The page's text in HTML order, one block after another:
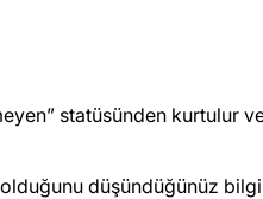
statüsünden kurtulur ve
düşündüğünüz